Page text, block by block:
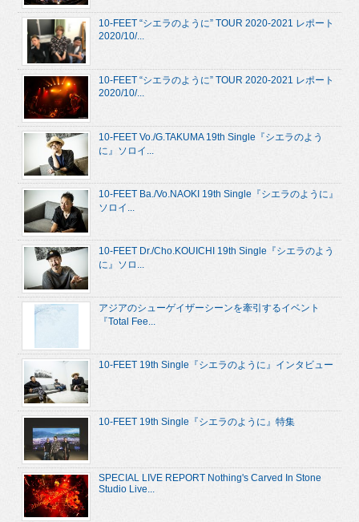
10-FEET “シエラのように” TOUR 2020-2021 レポート
2020/10/...
10-FEET “シエラのように” TOUR 2020-2021 レポート
2020/10/...
10-FEET Vo./G.TAKUMA 19th Single『シエラのよう
に』ソロイ...
10-FEET Ba./Vo.NAOKI 19th Single『シエラのように』
ソロイ...
10-FEET Dr./Cho.KOUICHI 19th Single『シエラのよう
に』ソロ...
アジアのシューゲイザーシーンを牽引するイベント
『Total Fee...
10-FEET 19th Single『シエラのように』インタビュー
10-FEET 19th Single『シエラのように』特集
SPECIAL LIVE REPORT Nothing's Carved In Stone
Studio Live...